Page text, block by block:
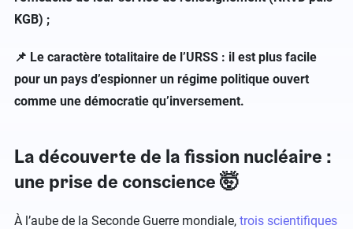
KGB) ;
📌 Le caractère totalitaire de l’URSS : il est plus facile
pour un pays d’espionner un régime politique ouvert
comme une démocratie qu’inversement.
La découverte de la fission nucléaire :
une prise de conscience 🤯
À l’aube de la Seconde Guerre mondiale, trois scientifiques